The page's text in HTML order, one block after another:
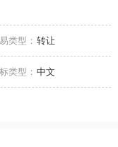
类型： 转让
类型： 中文